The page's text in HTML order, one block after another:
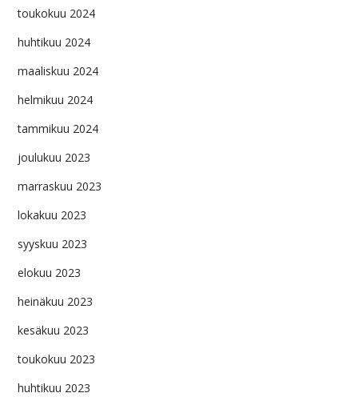
toukokuu 2024
huhtikuu 2024
maaliskuu 2024
helmikuu 2024
tammikuu 2024
joulukuu 2023
marraskuu 2023
lokakuu 2023
syyskuu 2023
elokuu 2023
heinäkuu 2023
kesäkuu 2023
toukokuu 2023
huhtikuu 2023